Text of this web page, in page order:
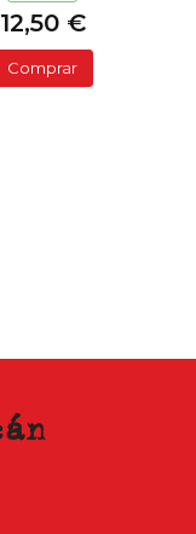
12,50 €
Comprar